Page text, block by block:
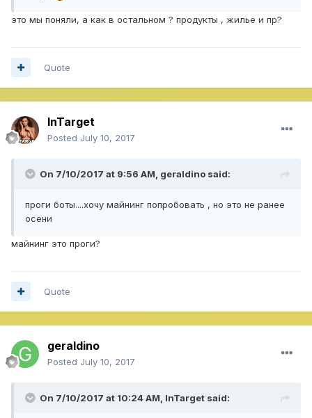
это мы поняли, а как в остальном ? продукты , жилье и пр?
Quote
InTarget
Posted July 10, 2017
On 7/10/2017 at 9:56 AM, geraldino said:
проги боты....хочу майнинг попробовать , но это не ранее
осени
майнинг это проги?
Quote
geraldino
Posted July 10, 2017
On 7/10/2017 at 10:24 AM, InTarget said: